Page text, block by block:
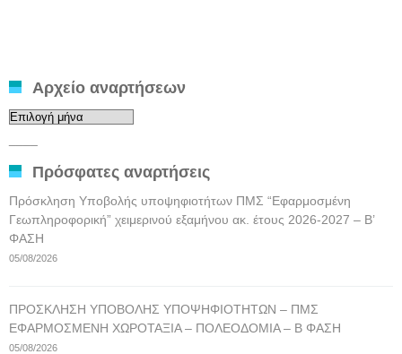
Αρχείο αναρτήσεων
Αρχείο
Πρόσφατες αναρτήσεις
Πρόσκληση Υποβολής υποψηφιοτήτων ΠΜΣ “Εφαρμοσμένη
Γεωπληροφορική” χειμερινού εξαμήνου ακ. έτους 2026-2027 – Β’
ΦΑΣΗ
05/08/2026
ΠΡΟΣΚΛΗΣΗ ΥΠΟΒΟΛΗΣ ΥΠΟΨΗΦΙΟΤΗΤΩΝ – ΠΜΣ
ΕΦΑΡΜΟΣΜΕΝΗ ΧΩΡΟΤΑΞΙΑ – ΠΟΛΕΟΔΟΜΙΑ – Β ΦΑΣΗ
05/08/2026